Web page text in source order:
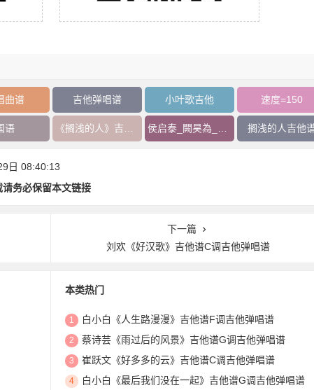
曲谱 吉他弹唱谱 小叶歌吉他 速度=150
语 《搁浅的人》吉他谱 侯启泰_闕昊為_陳佑祥 搁浅的人吉他
日 08:40:13
务必保留本文链接
下一篇
刘欢《好汉歌》吉他谱C调吉他弹唱谱
本类热门
1 白小白《人生路漫漫》吉他谱F调吉他弹唱谱
2 蔡诗芸《雨过后的风景》吉他谱G调吉他弹唱谱
3 崔跃文《好多多的云》吉他谱C调吉他弹唱谱
4 白小白《最后我们没在一起》吉他谱G调吉他弹唱谱